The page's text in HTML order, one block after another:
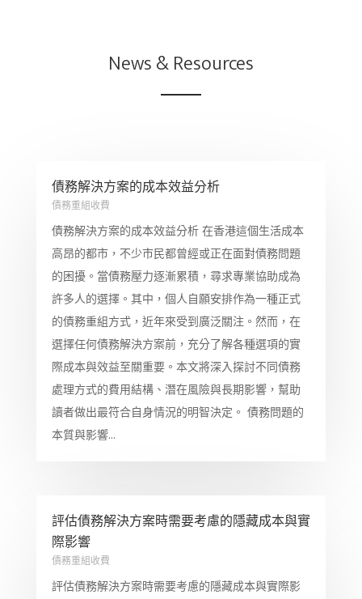
News & Resources
債務解決方案的成本效益分析
債務重組收費
債務解決方案的成本效益分析 在香港這個生活成本
高昂的都市，不少市民都曾經或正在面對債務問題
的困擾。當債務壓力逐漸累積，尋求專業協助成為
許多人的選擇。其中，個人自願安排作為一種正式
的債務重組方式，近年來受到廣泛關注。然而，在
選擇任何債務解決方案前，充分了解各種選項的實
際成本與效益至關重要。本文將深入探討不同債務
處理方式的費用結構、潛在風險與長期影響，幫助
讀者做出最符合自身情況的明智決定。 債務問題的
本質與影響...
評估債務解決方案時需要考慮的隱藏成本與實
際影響
債務重組收費
評估債務解決方案時需要考慮的隱藏成本與實際影